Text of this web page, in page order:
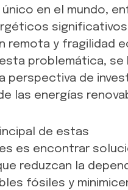
en el mundo,
remota y fragilidad
problemática, se
perspectiva de
las energías
de estas
es encontrar
reduzcan la
fósiles y